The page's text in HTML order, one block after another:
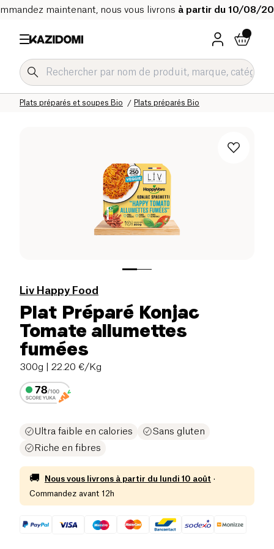
maintenant, nous vous livrons à partir du 10/08/
Plats préparés Bio
Plats préparés et soupes Bio
Epicerie salée Bio
Notre catalogue bio
Accueil
Liv Happy Food
Plat Préparé Konjac
Tomate allumettes
fumées
300g | 22.20 €/Kg
Ultra faible en calories
Sans gluten
Riche en fibres
🚚 Nous vous livrons à partir du lundi 10 août ·
Commandez avant 12h